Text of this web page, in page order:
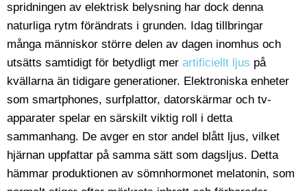
spridningen av elektrisk belysning har dock denna
naturliga rytm förändrats i grunden. Idag tillbringar
många människor större delen av dagen inomhus och
utsätts samtidigt för betydligt mer artificiellt ljus på
kvällarna än tidigare generationer. Elektroniska enheter
som smartphones, surfplattor, datorskärmar och tv-
apparater spelar en särskilt viktig roll i detta
sammanhang. De avger en stor andel blått ljus, vilket
hjärnan uppfattar på samma sätt som dagsljus. Detta
hämmar produktionen av sömnhormonet melatonin, som